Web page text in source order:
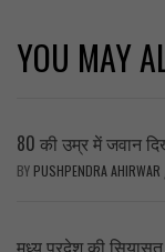
YOU MAY
80 की उम्र में जवान
BY PUSHPENDRA AHIRWAR
मध्य प्रदेश की